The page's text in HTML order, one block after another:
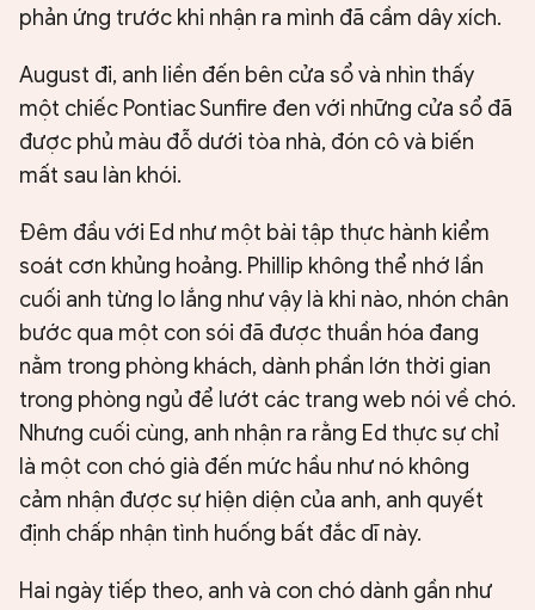
phản ứng trước khi nhận ra mình đã cầm dây xích.
August đi, anh liền đến bên cửa sổ và nhìn thấy
một chiếc Pontiac Sunfire đen với những cửa sổ đã
được phủ màu đỗ dưới tòa nhà, đón cô và biến
mất sau làn khói.
Đêm đầu với Ed như một bài tập thực hành kiểm
soát cơn khủng hoảng. Phillip không thể nhớ lần
cuối anh từng lo lắng như vậy là khi nào, nhón chân
bước qua một con sói đã được thuần hóa đang
nằm trong phòng khách, dành phần lớn thời gian
trong phòng ngủ để lướt các trang web nói về chó.
Nhưng cuối cùng, anh nhận ra rằng Ed thực sự chỉ
là một con chó già đến mức hầu như nó không
cảm nhận được sự hiện diện của anh, anh quyết
định chấp nhận tình huống bất đắc dĩ này.
Hai ngày tiếp theo, anh và con chó dành gần như